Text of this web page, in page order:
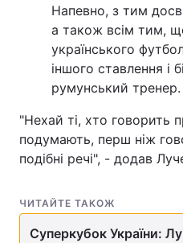
Напевно, з тим
а також всім тим,
українського
іншого ставлення і
румунський тренер.
"Нехай ті, хто говорить
подумають, перш ніж
подібні речі", - додав
ЧИТАЙТЕ ТАКОЖ
Суперкубок України: